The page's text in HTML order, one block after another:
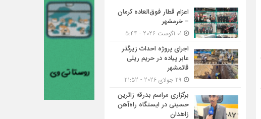
اعزام قطار فوق‌العاده کرمان
– خرمشهر
اجرای پروژه احداث زیرگذر
عابر پیاده در حریم ریلی
قائمشهر
برگزاری مراسم بدرقه زائرین
حسینی در ایستگاه راه‌آهن
زاهدان